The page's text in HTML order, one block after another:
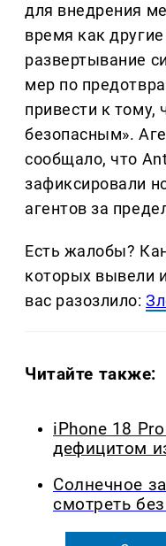
для внедрения
время как
развертывание
мер по
привести к тому,
безопасным».
сообщало, что
зафиксировали
агентов за
Есть жалобы?
которых вывели
вас разозлило:
Читайте также:
iPhone 18
дефицитом
Солнечное
смотреть